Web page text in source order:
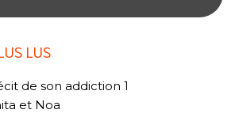
LUS
de son addiction 1
et Noa